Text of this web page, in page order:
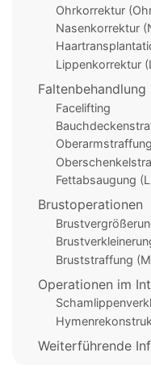
Ohrkorrektur
Nasenkorrektur
Lippenkorrektur
Faltenbehandlung
Facelifting
Oberarmstraffung
Fettabsaugung
Brustoperationen
Bruststraffung
Operationen im
Weiterführende